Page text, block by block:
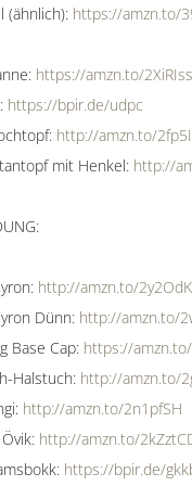
(ähnlich): https://amzn.to/
https://amzn.to/2XiRIss
https://bpir.de/udpc
http://amzn.to/
mit Henkel: http://
http://amzn.to/
Dünn: http://amzn.to/
Base Cap: https://amzn.to/
Halstuch: http://amzn.to/
http://amzn.to/2n1pfSH
http://amzn.to/
https://bpir.de/